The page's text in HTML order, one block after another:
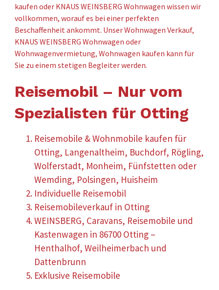
kaufen oder KNAUS WEINSBERG Wohnwagen wissen wir
vollkommen, worauf es bei einer perfekten
Beschaffenheit ankommt. Unser Wohnwagen Verkauf,
KNAUS WEINSBERG Wohnwagen oder
Wohnwagenvermietung, Wohnwagen kaufen kann für
Sie zu einem stetigen Begleiter werden.
Reisemobil – Nur vom
Spezialisten für Otting
Reisemobile & Wohnmobile kaufen für
Otting, Langenaltheim, Buchdorf, Rögling,
Wolferstadt, Monheim, Fünfstetten oder
Wemding, Polsingen, Huisheim
Individuelle Reisemobil
Reisemobileverkauf in Otting
WEINSBERG, Caravans, Reisemobile und
Kastenwagen in 86700 Otting –
Henthalhof, Weilheimerbach und
Dattenbrunn
Exklusive Reisemobile